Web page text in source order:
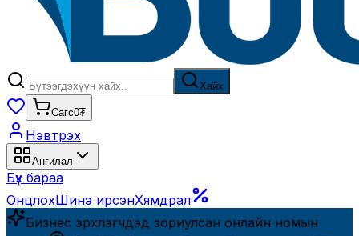
Хайх
Сагс0₮
Нэвтрэх
Ангилал
Бүх бараа
ОнцлохШинэ ирсэнХямдрал
Бизнес эрхлэгчдэд зориулсан онлайн номын